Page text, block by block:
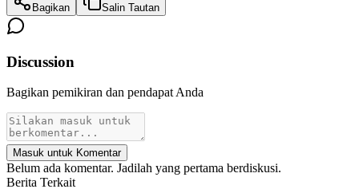
Bagikan Salin Tautan
Discussion
Bagikan pemikiran dan pendapat Anda
Masuk untuk Komentar
Belum ada komentar. Jadilah yang pertama berdiskusi.
Berita Terkait